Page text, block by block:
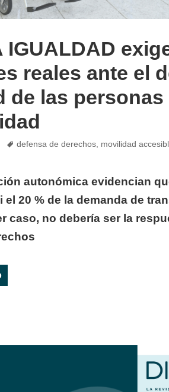
IGUALDAD
reales ante el
de las personas
Tags
defensa de derechos movilidad
autonómica evidencian
el 20 % de la demanda de
caso, no debería ser la
«IMPULSA IGUALDAD exige